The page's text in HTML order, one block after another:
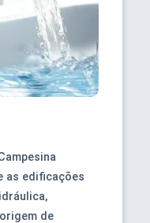
as edificações
de